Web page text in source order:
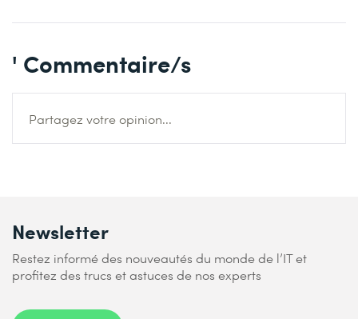
' Commentaire/s
Partagez votre opinion...
Newsletter
Restez informé des nouveautés du monde de l’IT et
profitez des trucs et astuces de nos experts